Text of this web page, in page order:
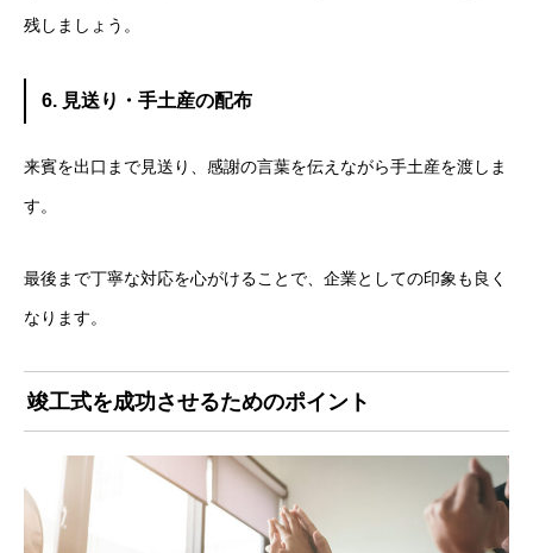
残しましょう。
6. 見送り・手土産の配布
来賓を出口まで見送り、感謝の言葉を伝えながら手土産を渡しま
す。
最後まで丁寧な対応を心がけることで、企業としての印象も良く
なります。
竣工式を成功させるためのポイント